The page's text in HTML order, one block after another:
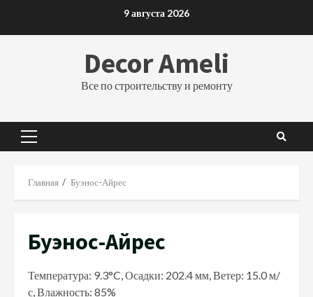
9 августа 2026
Decor Ameli
Все по строительству и ремонту
Основное
Главная Буэнос-Айрес
Буэнос-Айрес
Температура: 9.3°C, Осадки: 202.4 мм, Ветер: 15.0 м/
с, Влажность: 85%